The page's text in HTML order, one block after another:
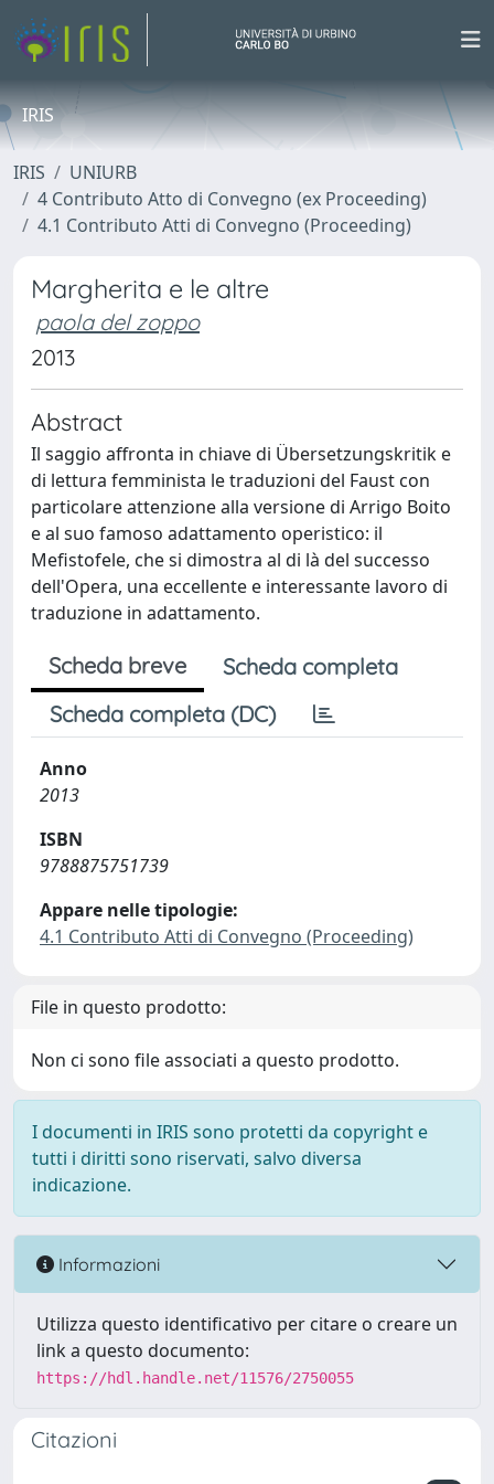
IRIS
IRIS
UNIURB
4 Contributo Atto di Convegno (ex Proceeding)
4.1 Contributo Atti di Convegno (Proceeding)
Margherita e le altre
paola del zoppo
2013
Abstract
Il saggio affronta in chiave di Übersetzungskritik e
di lettura femminista le traduzioni del Faust con
particolare attenzione alla versione di Arrigo Boito
e al suo famoso adattamento operistico: il
Mefistofele, che si dimostra al di là del successo
dell'Opera, una eccellente e interessante lavoro di
traduzione in adattamento.
Scheda breve
Scheda completa
Scheda completa (DC)
Anno
2013
ISBN
9788875751739
Appare nelle tipologie:
4.1 Contributo Atti di Convegno (Proceeding)
File in questo prodotto:
Non ci sono file associati a questo prodotto.
I documenti in IRIS sono protetti da copyright e
tutti i diritti sono riservati, salvo diversa
indicazione.
Informazioni
Utilizza questo identificativo per citare o creare un
link a questo documento:
https://hdl.handle.net/11576/2750055
Citazioni